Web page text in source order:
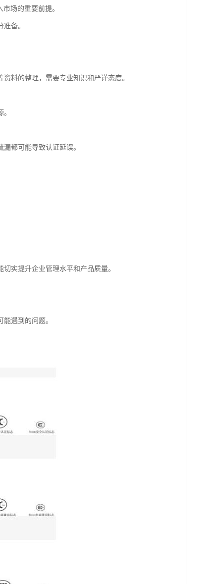
场的重要前提。
备。
料的整理，需要专业知识和严谨态度。
都可能导致认证延误。
实提升企业管理水平和产品质量。
遇到的问题。